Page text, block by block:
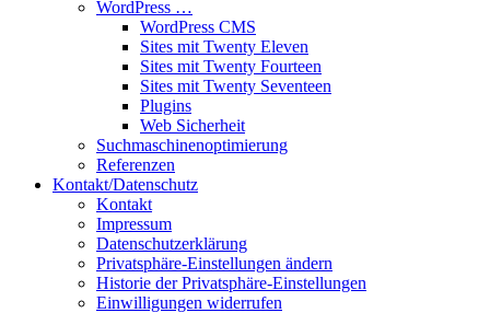
WordPress …
WordPress CMS
Sites mit Twenty Eleven
Sites mit Twenty Fourteen
Sites mit Twenty Seventeen
Plugins
Web Sicherheit
Suchmaschinenoptimierung
Referenzen
Kontakt/Datenschutz
Kontakt
Impressum
Datenschutzerklärung
Privatsphäre-Einstellungen ändern
Historie der Privatsphäre-Einstellungen
Einwilligungen widerrufen